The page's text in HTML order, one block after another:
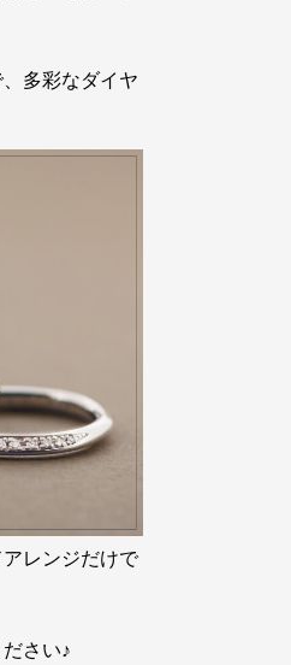
多彩なダイヤ
レンジだけで
さい♪